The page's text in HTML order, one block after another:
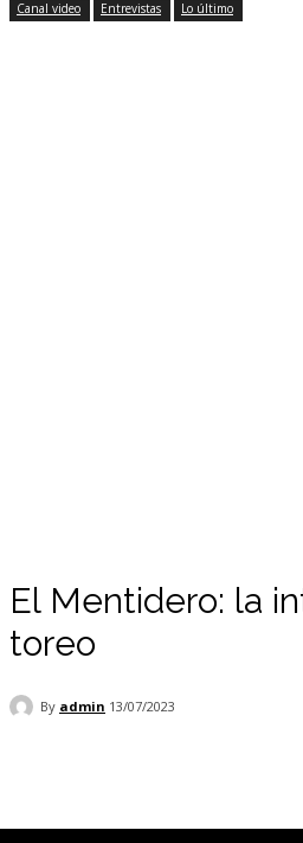
Canal video Entrevistas Lo último
El Mentidero: la
toreo
By admin 13/07/2023